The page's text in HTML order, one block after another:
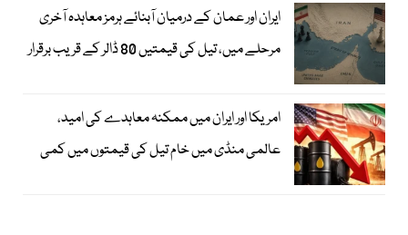
ایران اور عمان کے درمیان آبنائے ہرمز معاہدہ آخری
مرحلے میں، تیل کی قیمتیں 80 ڈالر کے قریب برقرار
امریکا اور ایران میں ممکنہ معاہدے کی امید،
عالمی منڈی میں خام تیل کی قیمتوں میں کمی